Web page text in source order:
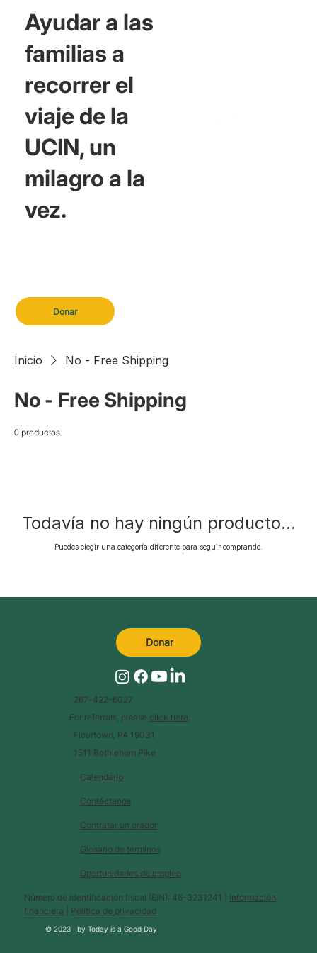
Donar
Ayudar a las
familias a
recorrer el
viaje de la
UCIN, un
milagro a la
vez.
Inicio No - Free Shipping
No - Free Shipping
0 productos
Todavía no hay ningún producto...
Puedes elegir una categoría diferente para seguir comprando.
Calendario
Glosario de términos
Contáctanos
Contratar un orador
Oportunidades de empleo
Número de identificación fiscal (EIN): 46-3231241 | Información
financiera
Política de privacidad
© 2023 |byToday is a Good Day
267-422-6027
For referrals, please click here
Flourtown, PA 19031
1511 Bethlehem Pike
Donar